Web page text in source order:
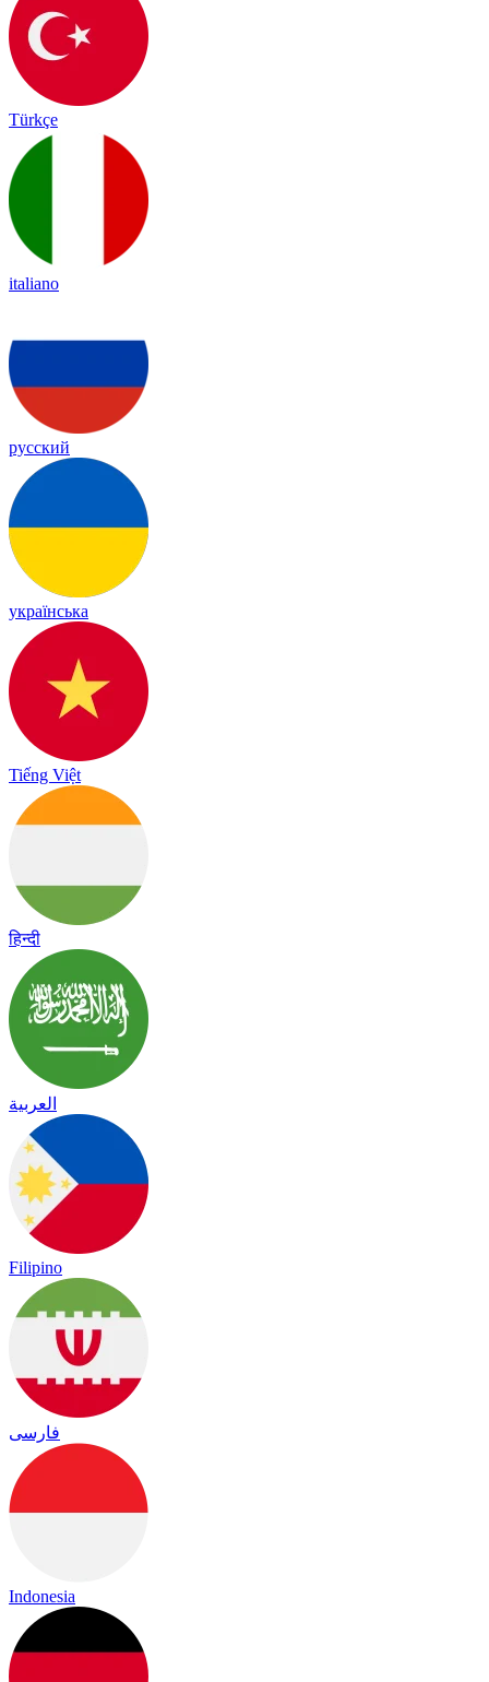
Türkçe
italiano
русский
українська
Tiếng Việt
हिन्दी
العربية
Filipino
فارسی
Indonesia